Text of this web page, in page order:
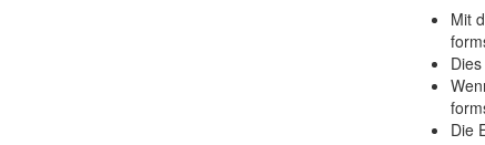
Mit
Die